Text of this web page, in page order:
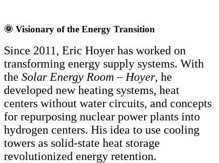
🌞 Visionary of the Energy Transition
Since 2011, Eric Hoyer has worked on
transforming energy supply systems. With
the Solar Energy Room – Hoyer, he
developed new heating systems, heat
centers without water circuits, and concepts
for repurposing nuclear power plants into
hydrogen centers. His idea to use cooling
towers as solid-state heat storage
revolutionized energy retention.